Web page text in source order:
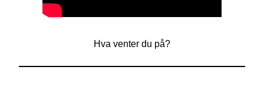
Hva venter du på?